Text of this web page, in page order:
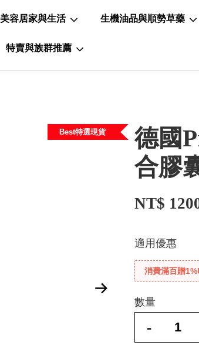
美容居家與生活 生機油品與順勢草藥
特賣與族群推薦
Best特選現貨
德國
合膠
NT$
適用優惠
消費滿百贈
數量
-